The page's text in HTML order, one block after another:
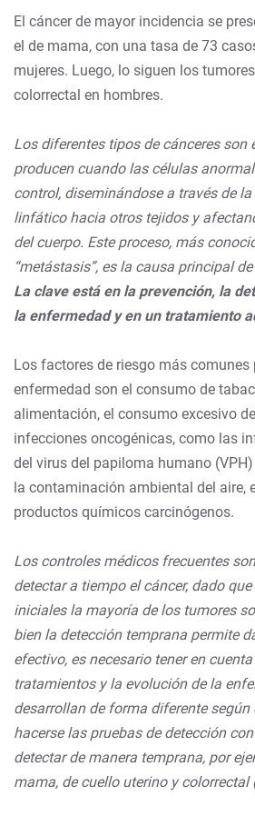
El cáncer de mayor incidencia se
el de mama, con una tasa de 73
mujeres. Luego, lo siguen los
colorrectal en hombres.
Los diferentes tipos de cánceres son
producen cuando las células
control, diseminándose a través de
linfático hacia otros tejidos y
del cuerpo. Este proceso, más
“metástasis”, es la causa principal
La clave está en la prevención, la
la enfermedad y en un tratamiento
Los factores de riesgo más comunes
enfermedad son el consumo de
alimentación, el consumo excesivo
infecciones oncogénicas, como las
del virus del papiloma humano
la contaminación ambiental del aire,
productos químicos carcinógenos.
Los controles médicos frecuentes
detectar a tiempo el cáncer, dado
iniciales la mayoría de los tumores
bien la detección temprana permite
efectivo, es necesario tener en
tratamientos y la evolución de la
desarrollan de forma diferente según
hacerse las pruebas de detección
detectar de manera temprana, por
mama, de cuello uterino y colorrectal